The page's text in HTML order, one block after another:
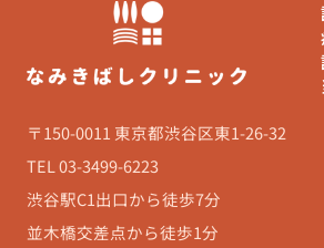
〒150-0011 東京都渋谷区東1-26-32
TEL 03-3499-6223
渋谷駅C1出口から徒歩7分
並木橋交差点から徒歩1分